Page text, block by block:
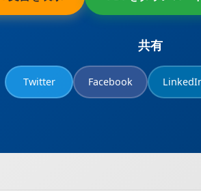
共有
Twitter Facebook